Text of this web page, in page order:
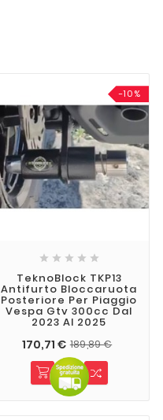
-10%
    
TeknoBlock TKP13
Antifurto Bloccaruota
Posteriore Per Piaggio
Vespa Gtv 300cc Dal
2023 Al 2025
170,71 € 189,89 €